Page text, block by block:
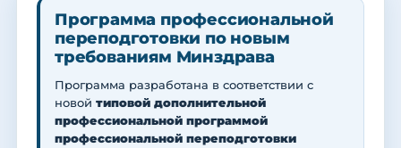
Программа профессиональной
переподготовки по новым
требованиям Минздрава
Программа разработана в соответствии с
новой типовой дополнительной
профессиональной программой
профессиональной переподготовки